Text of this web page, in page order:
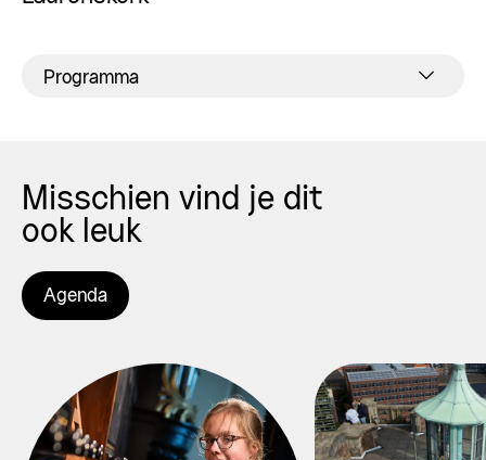
Programma
Misschien vind je dit
ook leuk
Agenda